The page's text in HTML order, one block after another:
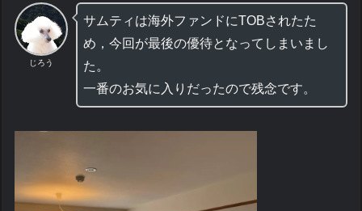
じろう
サムティは海外ファンドにTOBされたた
め，今回が最後の優待となってしまいまし
た。
一番のお気に入りだったので残念です。